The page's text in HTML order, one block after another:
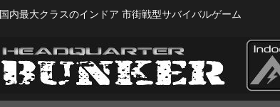
国内最大クラスのインドア 市街戦型サバイバルゲーム